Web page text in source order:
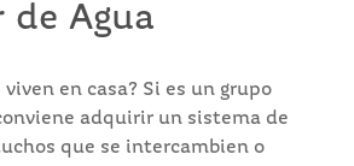
de Agua
en casa? Si es un grupo
adquirir un sistema de
que se intercambien o